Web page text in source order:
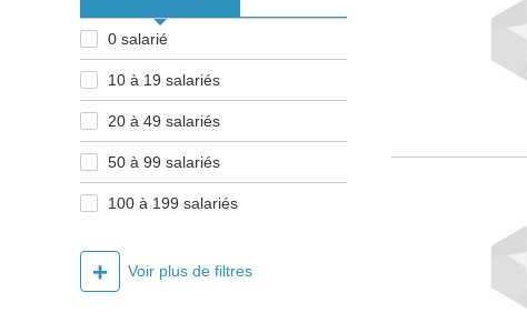
0 salarié
10 à 19 salariés
20 à 49 salariés
50 à 99 salariés
100 à 199 salariés
+ Voir plus de filtres